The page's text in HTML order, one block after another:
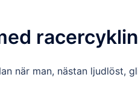
när man, nästan ljudlöst,